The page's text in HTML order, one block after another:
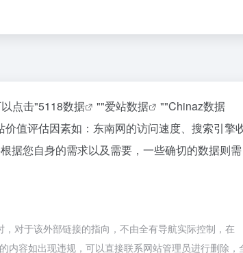
点击"5118数据 ""爱站数据 ""Chinaz数据
值评估因素如：东南网的访问速度、搜索引擎
据您自身的需求以及需要，一些确切的数据则需
对于该外部链接的指向，不由全有导航实际控制，在
容如出现违规，可以直接联系网站管理员进行删除，